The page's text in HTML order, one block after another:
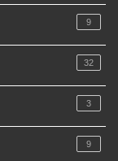
9
32
3
9